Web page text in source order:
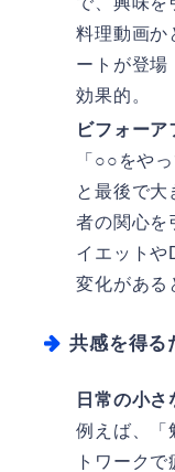
料理動画か
ートが登場
効果的。
ビフォーア
「○○をや
と最後で大
者の関心を
イエットや
変化がある
共感を得る
日常の小
例えば、「
トワーク